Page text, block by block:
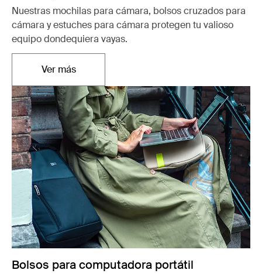
Nuestras mochilas para cámara, bolsos cruzados para
cámara y estuches para cámara protegen tu valioso
equipo dondequiera vayas.
Ver másSe abre en una nueva pestaña
Bolsos para computadora portátil